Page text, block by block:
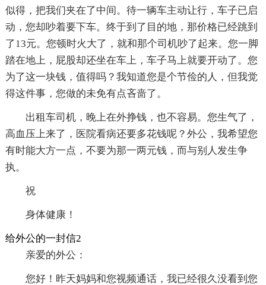
似得，把我们夹在了中间。待一辆车主动让行，车子已启
动，您却吵着要下车。终于到了目的地，那价格已经跳到
了13元。您顿时火大了，就和那个司机吵了起来。您一脚
踏在地上，屁股却还坐在车上，车子马上就要开动了。您
为了这一块钱，值得吗？我知道您是个节俭的人，但我觉
得这件事，您做的未免有点吝啬了。
出租车司机，晚上在外挣钱，也不容易。您生气了，
高血压上来了，医院看病还要多花钱呢？外公，我希望您
有时能大方一点，不要为那一两元钱，而与别人发生争
执。
祝
身体健康！
给外公的一封信2
亲爱的外公：
您好！昨天妈妈和您视频通话，我已经很久没看到您